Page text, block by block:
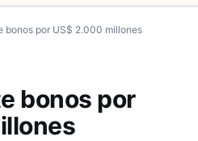
bonos por US$ 2.000 millones
bonos por